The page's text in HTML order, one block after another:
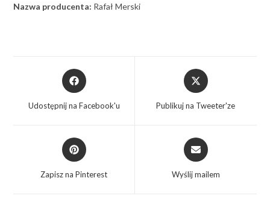
Nazwa producenta: Rafał Merski
Udostępnij na Facebook'u Publikuj na Tweeter'ze
Zapisz na Pinterest Wyślij mailem